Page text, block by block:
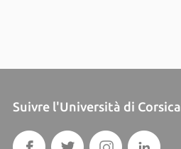
Suivre l'Università di Corsica